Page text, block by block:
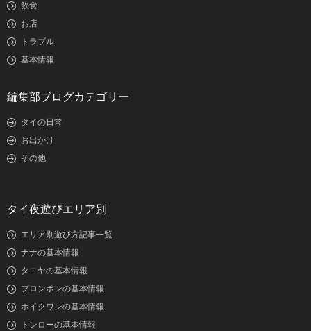
飲食
お店
トラブル
基本情報
編集部ブログカテゴリー
タイの日常
お出かけ
その他
タイ夜遊びエリア別
エリア別遊び方記事一覧
ナナの基本情報
タニヤの基本情報
プロンポンの基本情報
ホイクワンの基本情報
トンローの基本情報